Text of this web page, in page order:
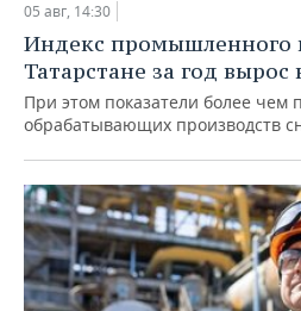
05 авг, 14:30
Индекс промышленного
Татарстане за год вырос
При этом показатели более чем
обрабатывающих производств